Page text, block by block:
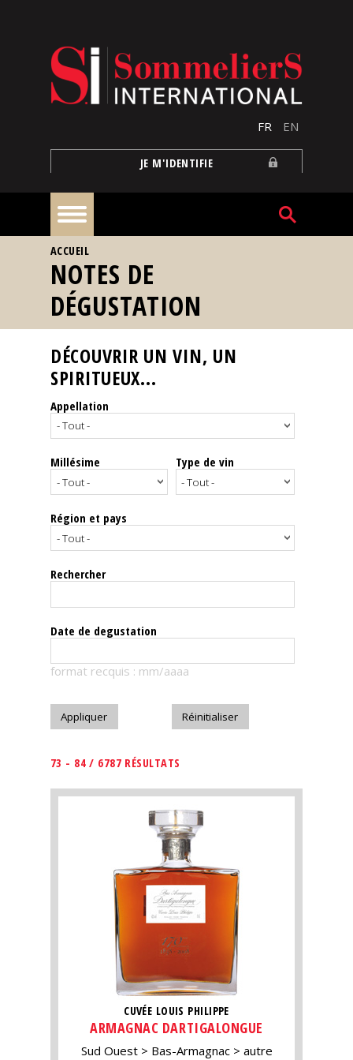
FR EN
JE M'IDENTIFIE
À
la
une
Reportages
Nos
Spiritueux
Notes
dégustation
Le
magazine
Télécharger
VOUS ÊTES ICI
ACCUEIL
NOTES DE
DÉGUSTATION
DÉCOUVRIR UN VIN, UN
SPIRITUEUX...
Appellation
Millésime Type de vin
Région et pays
Rechercher
Date de degustation
format recquis : mm/aaaa
73 - 84 / 6787 RÉSULTATS
CUVÉE LOUIS PHILIPPE
ARMAGNAC DARTIGALONGUE
Sud Ouest Bas-Armagnac autre